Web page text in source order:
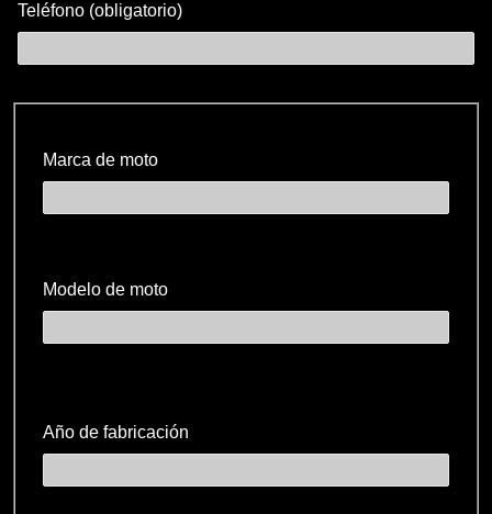
Teléfono (obligatorio)
Marca de moto
Modelo de moto
Año de fabricación